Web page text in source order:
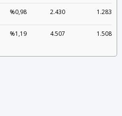
%0,98 2.430 1.283
%1,19 4.507 1.508